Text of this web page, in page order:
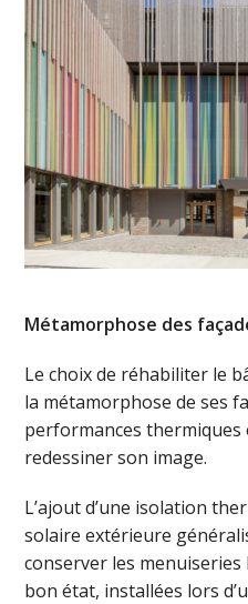
Métamorphose des
Le choix de réhabiliter le
la métamorphose de ses
performances thermiques
redessiner son image.
L’ajout d’une isolation
solaire extérieure
conserver les menuiseries
bon état, installées lors